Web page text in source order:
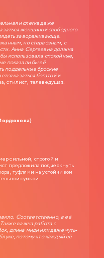
и слегка даже
женщиной свободного
завораживающе.
но стервозным, с
Анна Сергеевна должна
использовала спокойные,
показали бы её
поддельные броские
казаться богатой и
стилист, телеведущая.
сильной, строгой и
предложила подчеркнуть
туфлями на устойчивом
сумкой.
Соответственно, в её
важна работа с
длина миди или даже чуть-
потому что каждый её